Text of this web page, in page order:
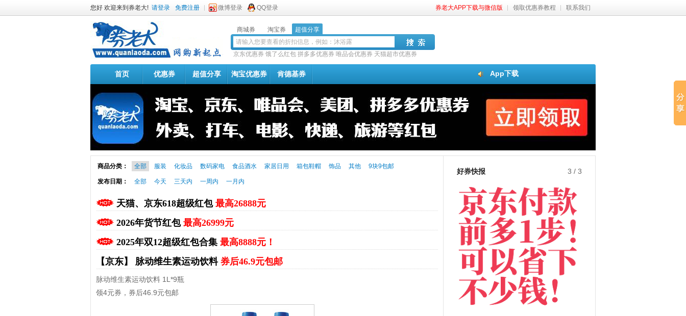
您好 欢迎来到券老大! 请登录 免费注册 微博登录 QQ登录 券老大APP下载与微信版 领取优惠券教程 联系我们
商城券 淘宝券 超值分享
京东优惠券 饿了么红包 拼多多优惠券 唯品会优惠券 天猫超市优惠券
App下载
首页 优惠券 超值分享 淘宝优惠券 肯德基券
商品分类： 全部 服装 化妆品 数码家电 食品酒水 家居日用 箱包鞋帽 饰品 其他 9块9包邮
发布日期： 全部 今天 三天内 一周内 一月内
天猫、京东618超级红包 最高26888元
2026年货节红包 最高26999元
2025年双12超级红包合集 最高8888元！
【京东】 脉动维生素运动饮料 券后46.9元包邮
脉动维生素运动饮料 1L*9瓶
领4元券，券后46.9元包邮
好券快报 3 / 3